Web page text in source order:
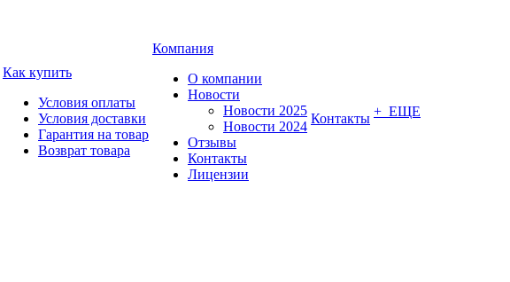
Как купить
Условия оплаты
Условия доставки
Гарантия на товар
Возврат товара
Компания
О компании
Новости
Новости 2025
Новости 2024
Отзывы
Контакты
Лицензии
Контакты + ЕЩЕ